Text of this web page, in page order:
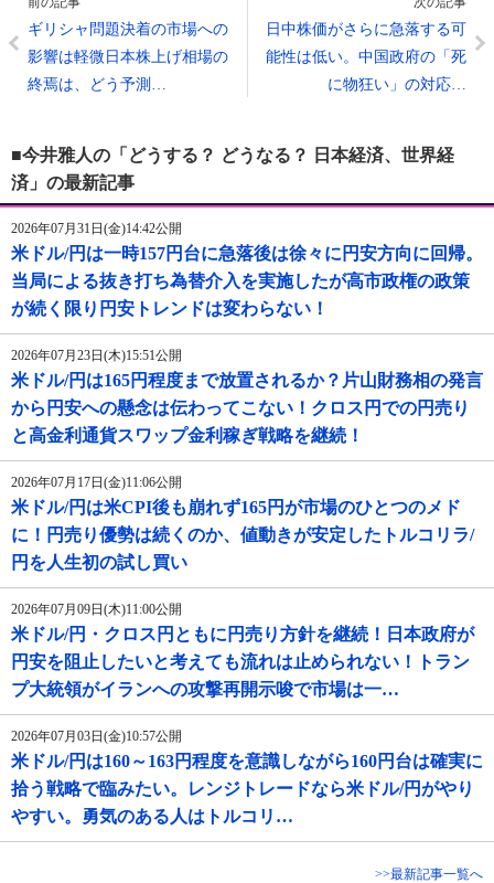
ギリシャ問題決着の市場への
影響は軽微日本株上げ相場の
終焉は、どう予測…
日中株価がさらに急落する可
能性は低い。中国政府の「死
に物狂い」の対応…
■今井雅人の「どうする？ どうなる？ 日本経済、世界経
済」の最新記事
2026年07月31日(金)14:42公開
米ドル/円は一時157円台に急落後は徐々に円安方向に回帰。
当局による抜き打ち為替介入を実施したが高市政権の政策
が続く限り円安トレンドは変わらない！
2026年07月23日(木)15:51公開
米ドル/円は165円程度まで放置されるか？片山財務相の発言
から円安への懸念は伝わってこない！クロス円での円売り
と高金利通貨スワップ金利稼ぎ戦略を継続！
2026年07月17日(金)11:06公開
米ドル/円は米CPI後も崩れず165円が市場のひとつのメド
に！円売り優勢は続くのか、値動きが安定したトルコリラ/
円を人生初の試し買い
2026年07月09日(木)11:00公開
米ドル/円・クロス円ともに円売り方針を継続！日本政府が
円安を阻止したいと考えても流れは止められない！トラン
プ大統領がイランへの攻撃再開示唆で市場は一…
2026年07月03日(金)10:57公開
米ドル/円は160～163円程度を意識しながら160円台は確実に
拾う戦略で臨みたい。レンジトレードなら米ドル/円がやり
やすい。勇気のある人はトルコリ…
>>最新記事一覧へ